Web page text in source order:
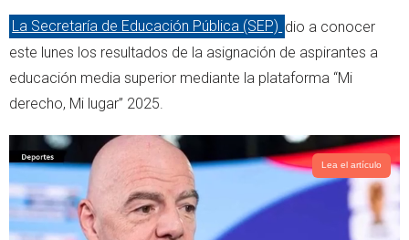
i
t
t
e
r
a
t
s
a
p
p
La Secretaría de Educación Pública (SEP) dio a conocer
este lunes los resultados de la asignación de aspirantes a
educación media superior mediante la plataforma “Mi
derecho, Mi lugar” 2025.
Lea el artículo